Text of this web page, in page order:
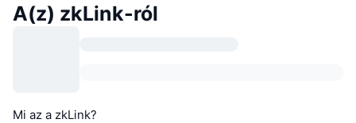
A(z) zkLink-ról
Mi az a zkLink?